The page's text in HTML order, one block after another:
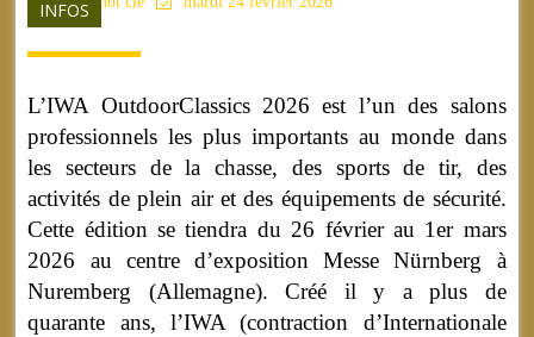
INFOS
L’IWA OutdoorClassics 2026 est l’un des salons
professionnels les plus importants au monde dans
les secteurs de la chasse, des sports de tir, des
activités de plein air et des équipements de sécurité.
Cette édition se tiendra du 26 février au 1er mars
2026 au centre d’exposition Messe Nürnberg à
Nuremberg (Allemagne). Créé il y a plus de
quarante ans, l’IWA (contraction d’Internationale